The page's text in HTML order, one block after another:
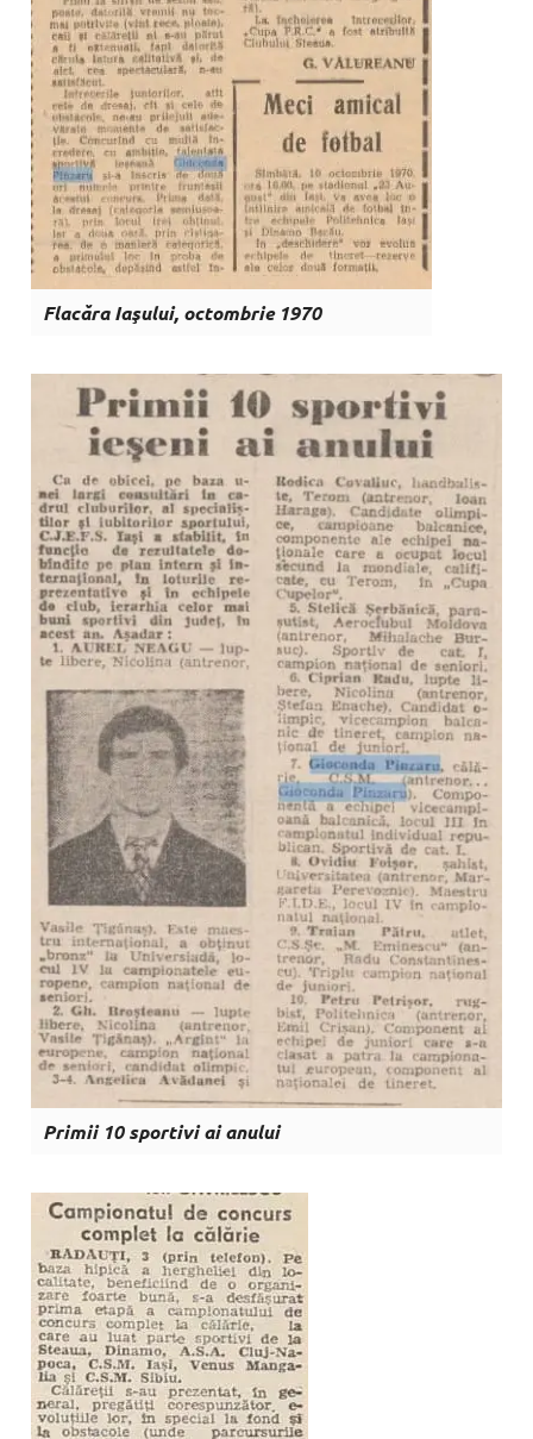
Flacăra Iaşului, octombrie 1970
Primii 10 sportivi ai anului